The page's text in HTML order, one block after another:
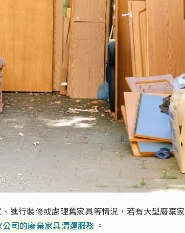
進行裝修或處理舊家具等情況，若有大型廢棄
司的廢棄家具清運服務 。